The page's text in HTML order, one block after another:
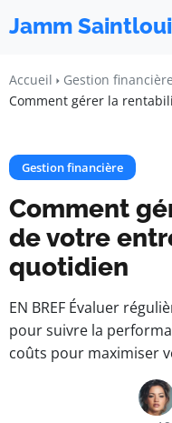
Jamm
Accueil
Gestion financière
Comment gérer la
Gestion financière
Comment
de votre
quotidien
EN BREF Évaluer
pour suivre la
coûts pour maximiser